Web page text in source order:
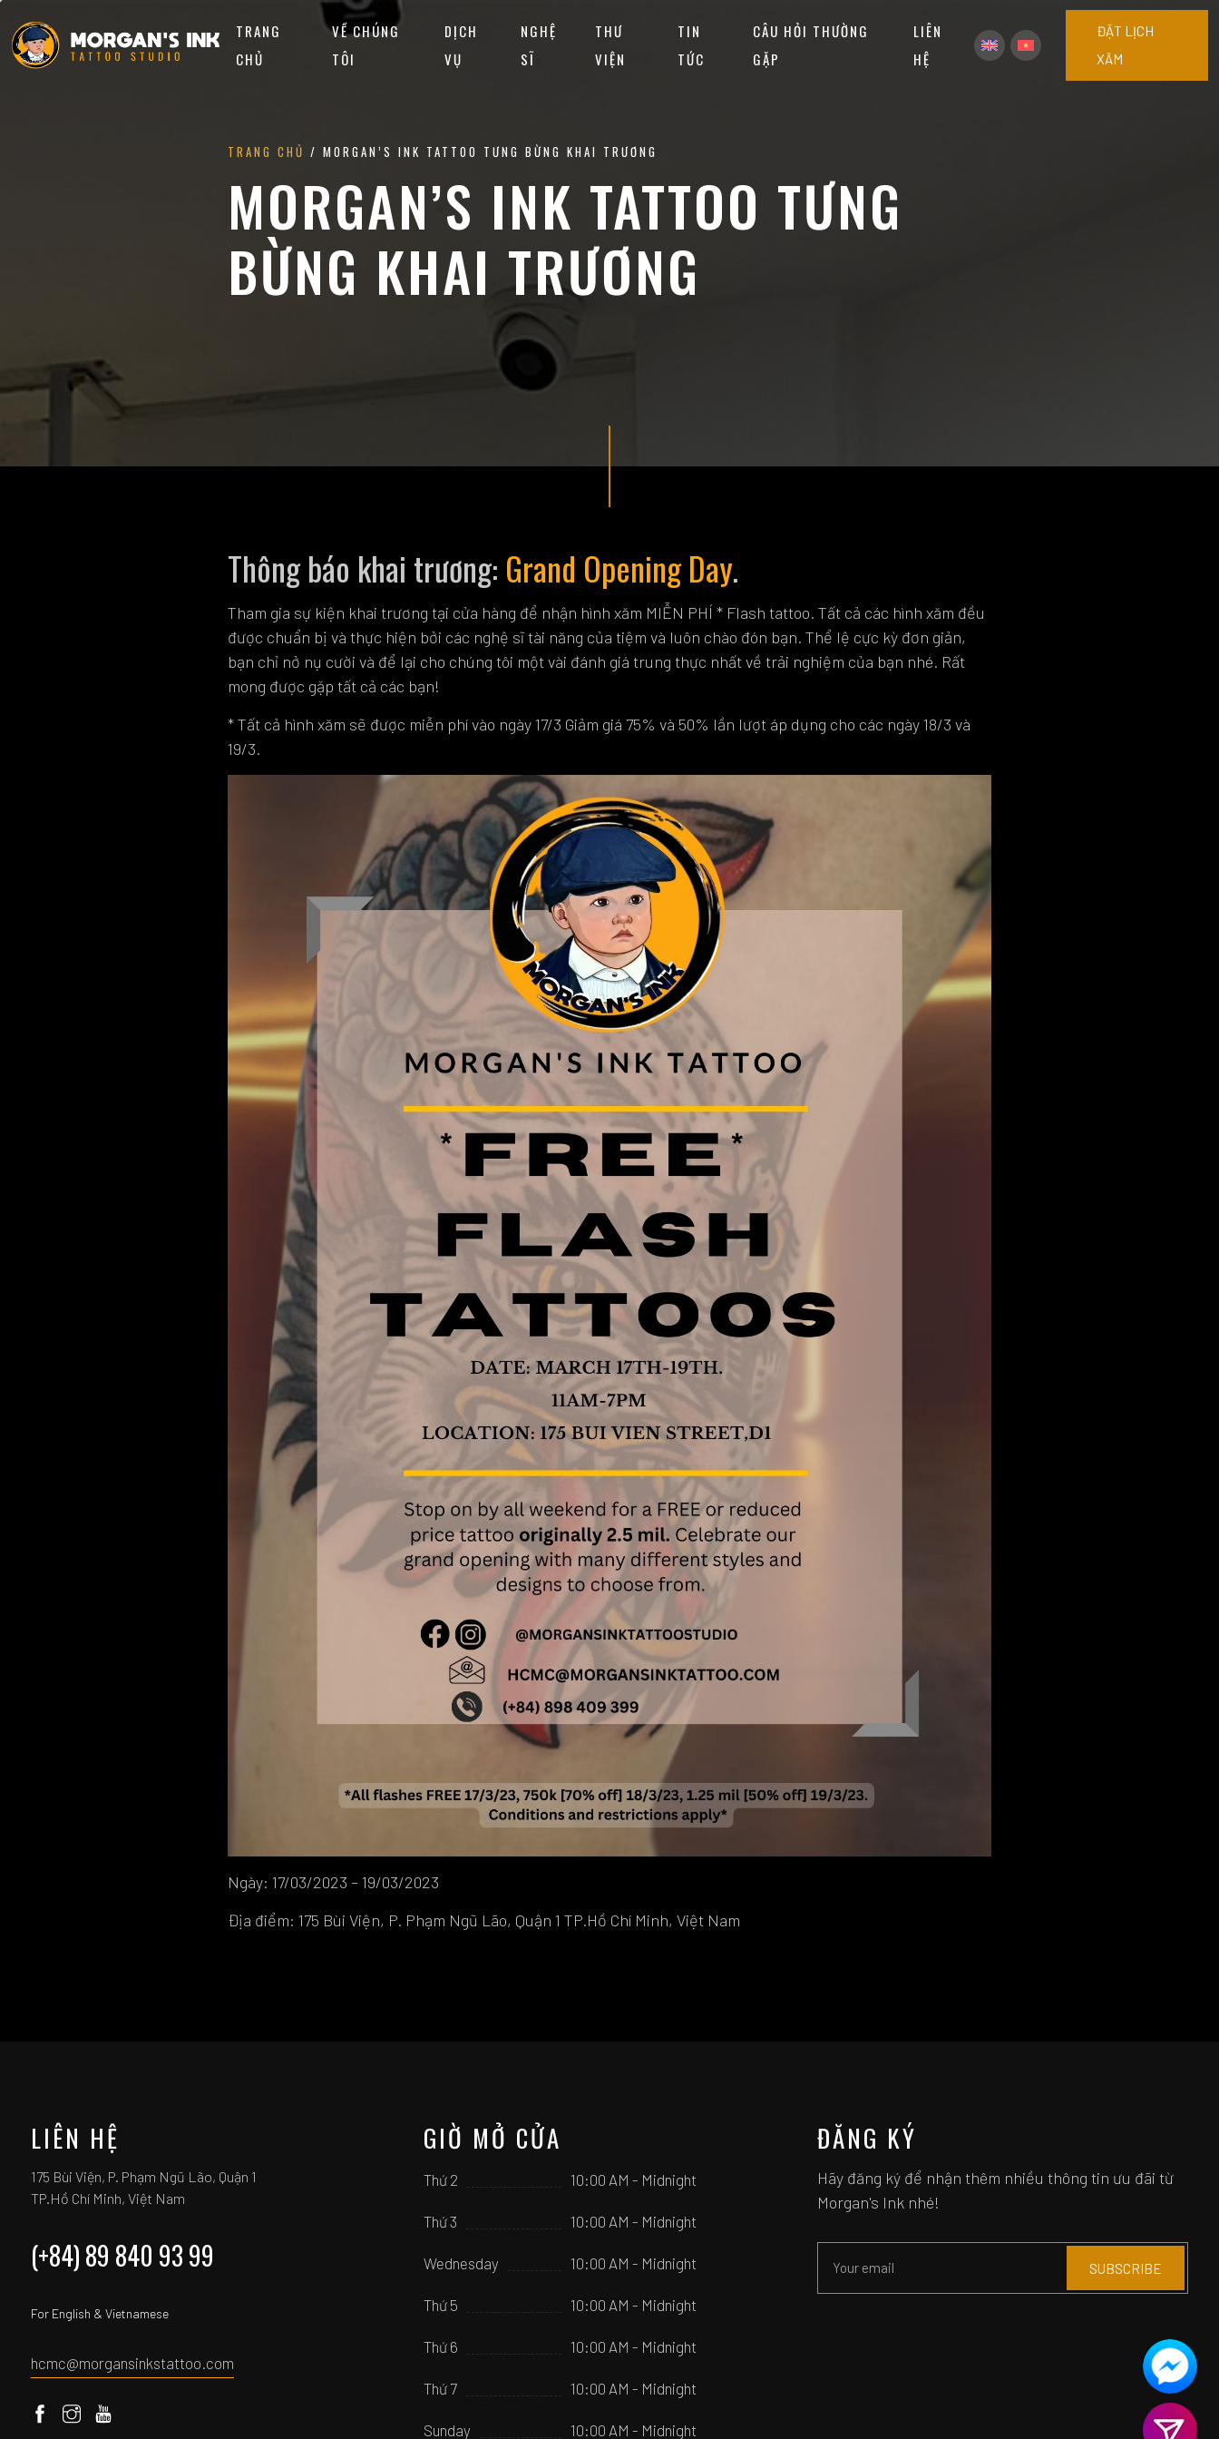
TRANG
CHỦ
VỀ CHÚNG
TÔI
DỊCH
VỤ
NGHỆ
SĨ
THƯ
VIỆN
TIN
TỨC
CÂU HỎI THƯỜNG
GẶP
LIÊN
HỆ
ĐẶT LỊCH
XĂM
TRANG CHỦ / MORGAN’S INK TATTOO TƯNG BỪNG KHAI TRƯƠNG
MORGAN’S INK TATTOO TƯNG
BỪNG KHAI TRƯƠNG
Thông báo khai trương: Grand Opening Day.
Tham gia sự kiện khai trương tại cửa hàng để nhận hình xăm MIỄN PHÍ * Flash tattoo. Tất cả các hình xăm đều
được chuẩn bị và thực hiện bởi các nghệ sĩ tài năng của tiệm và luôn chào đón bạn. Thể lệ cực kỳ đơn giản,
bạn chỉ nở nụ cười và để lại cho chúng tôi một vài đánh giá trung thực nhất về trải nghiệm của bạn nhé. Rất
mong được gặp tất cả các bạn!
* Tất cả hình xăm sẽ được miễn phí vào ngày 17/3 Giảm giá 75% và 50% lần lượt áp dụng cho các ngày 18/3 và
19/3.
Ngày: 17/03/2023 – 19/03/2023
Địa điểm: 175 Bùi Viện, P. Phạm Ngũ Lão, Quận 1 TP.Hồ Chí Minh, Việt Nam
LIÊN HỆ
175 Bùi Viện, P. Phạm Ngũ Lão, Quận 1
TP.Hồ Chí Minh, Việt Nam
(+84) 89 840 93 99
For English & Vietnamese
hcmc@morgansinkstattoo.com
GIỜ MỞ CỬA
Thứ 2 10:00 AM - Midnight
Thứ 3 10:00 AM - Midnight
Wednesday 10:00 AM - Midnight
Thứ 5 10:00 AM - Midnight
Thứ 6 10:00 AM - Midnight
Thứ 7 10:00 AM - Midnight
Sunday 10:00 AM - Midnight
ĐĂNG KÝ
Hãy đăng ký để nhận thêm nhiều thông tin ưu đãi từ
Morgan's Ink nhé!